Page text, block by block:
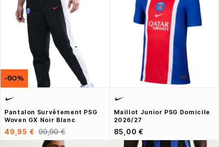
Pantalon Survêtement PSG
Woven GX Noir Blanc
49,95 € 99,90 €
-50%
Maillot Junior PSG Domicile
2026/27
85,00 €